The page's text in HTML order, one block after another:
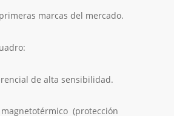
marcas del mercado.
de alta sensibilidad.
(protección